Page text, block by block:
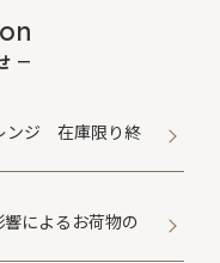
－
ンジ 在庫限り終
によるお荷物の